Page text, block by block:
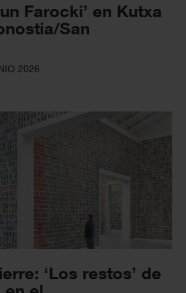
Farocki’ en Kutxa
San
2026
‘Los restos’ de